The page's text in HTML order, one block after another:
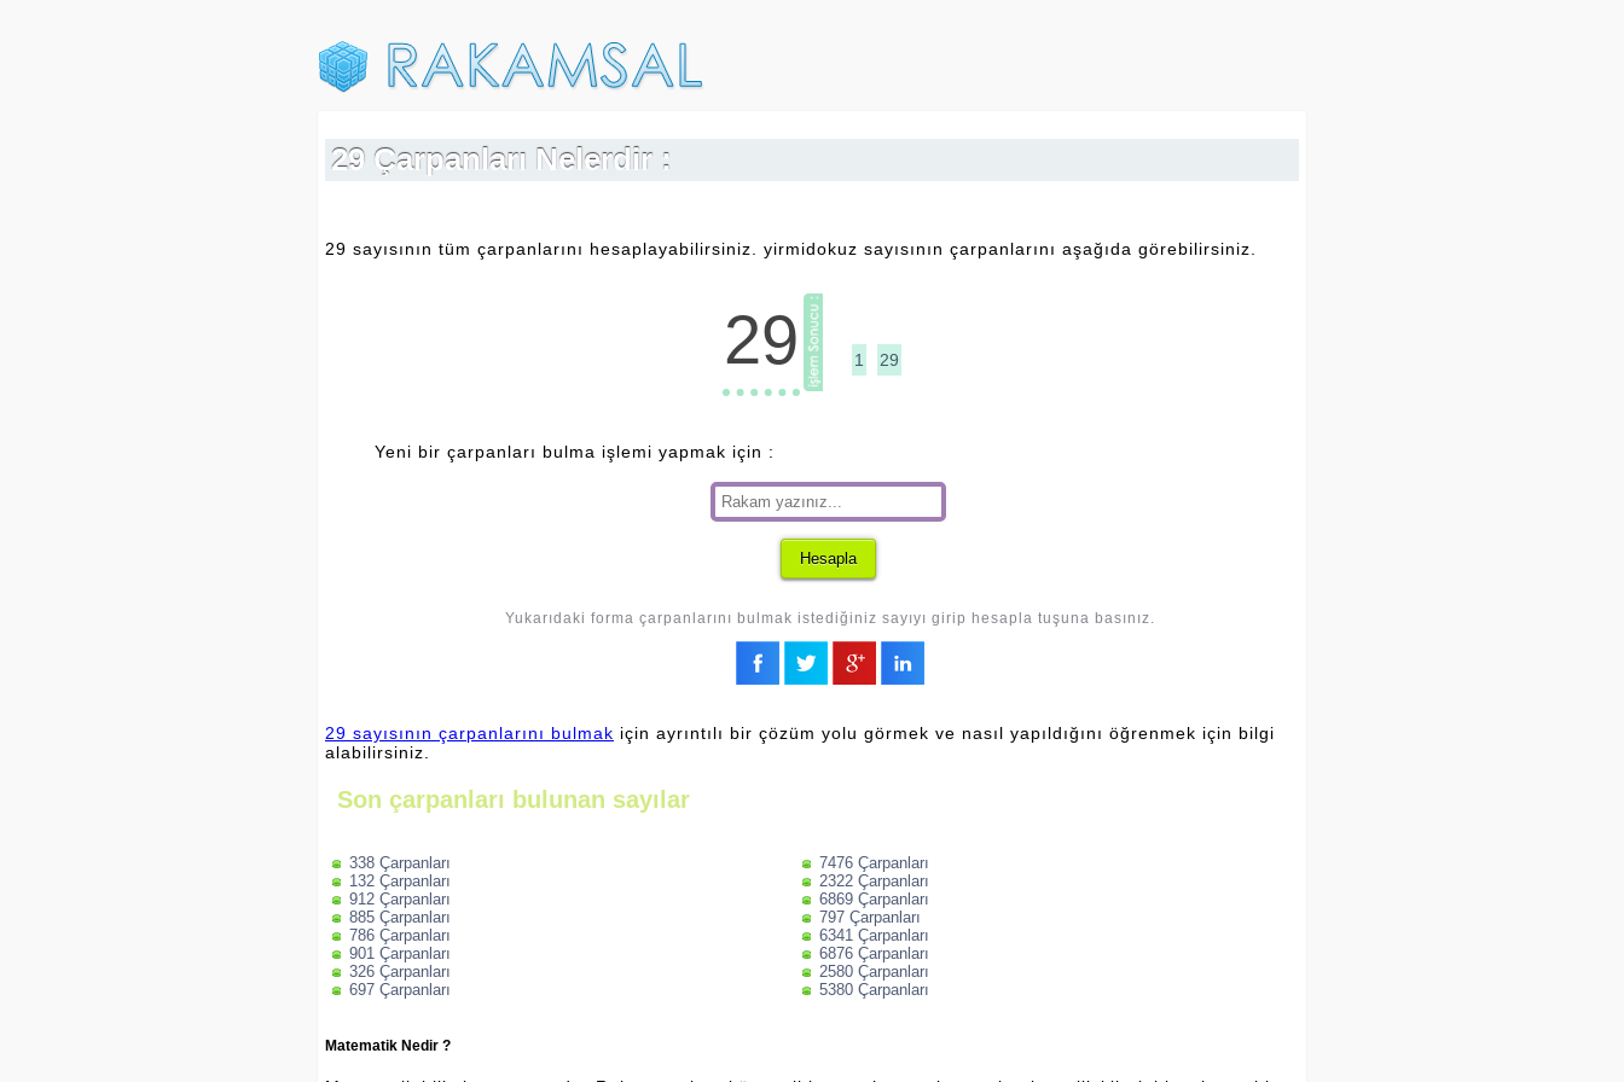
29 Çarpanları Nelerdir :
29 sayısının tüm çarpanlarını hesaplayabilirsiniz. yirmidokuz sayısının çarpanlarını aşağıda görebilirsiniz.
29 1 29
Yeni bir çarpanları bulma işlemi yapmak için :
Yukarıdaki forma çarpanlarını bulmak istediğiniz sayıyı girip hesapla tuşuna basınız.
29 sayısının çarpanlarını bulmak için ayrıntılı bir çözüm yolu görmek ve nasıl yapıldığını öğrenmek için bilgi
alabilirsiniz.
Son çarpanları bulunan sayılar
338 Çarpanları
132 Çarpanları
912 Çarpanları
885 Çarpanları
786 Çarpanları
901 Çarpanları
326 Çarpanları
697 Çarpanları
7476 Çarpanları
2322 Çarpanları
6869 Çarpanları
797 Çarpanları
6341 Çarpanları
6876 Çarpanları
2580 Çarpanları
5380 Çarpanları
Matematik Nedir ?